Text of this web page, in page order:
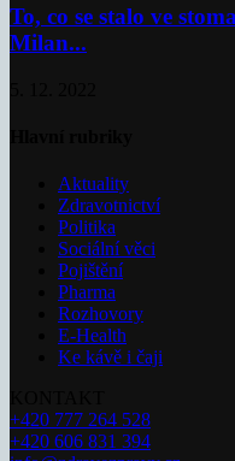
To, co se stalo ve
Milan...
Aktuality
Zdravotnictví
Politika
Sociální věci
Pojištění
Pharma
Rozhovory
E-Health
Ke kávě i čaji
+420 777 264 528
+420 606 831 394